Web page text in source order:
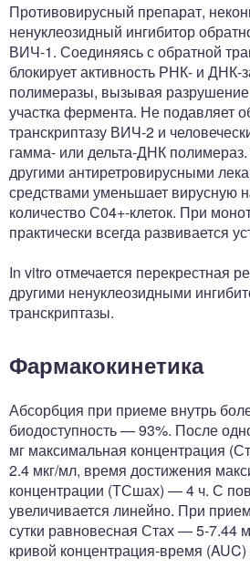
Противовирусный препарат,
ненуклеозидный ингибитор
ВИЧ-1. Соединяясь с обратной
блокирует активность РНК- и
полимеразы, вызывая разрушение
участка фермента. Не подавляет
транскриптазу ВИЧ-2 и
гамма- или дельта-ДНК
другими антиретровирусными
средствами уменьшает вирусную
количество С04+-клеток. При
практически всегда развивается
In vitro отмечается перекрестная
другими ненуклеозидными
транскриптазы.
Фармакокинетика
Абсорбция при приеме внутрь
биодоступность — 93%. После
мг максимальная концентрация
2.4 мкг/мл, время достижения
концентрации (ТСшах) — 4 ч. С
увеличивается линейно. При
сутки равновесная Стах — 5-7.44
кривой концентрация-время